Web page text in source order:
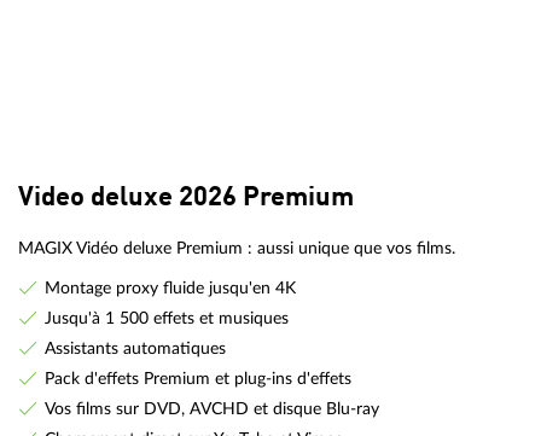
Video deluxe 2026 Premium
MAGIX Vidéo deluxe Premium : aussi unique que vos films.
Montage proxy fluide jusqu'en 4K
Jusqu'à 1 500 effets et musiques
Assistants automatiques
Pack d'effets Premium et plug-ins d'effets
Vos films sur DVD, AVCHD et disque Blu-ray